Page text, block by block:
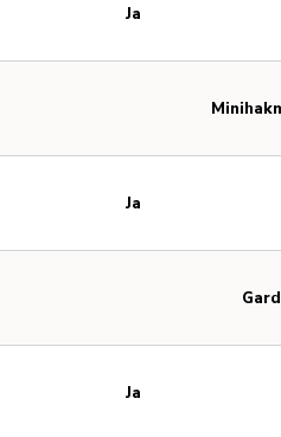
Ja
Ja
Ja